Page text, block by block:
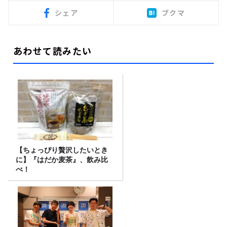
シェア ブクマ
あわせて読みたい
【ちょっぴり贅沢したいとき
に】『はだか麦茶』、飲み比
べ！